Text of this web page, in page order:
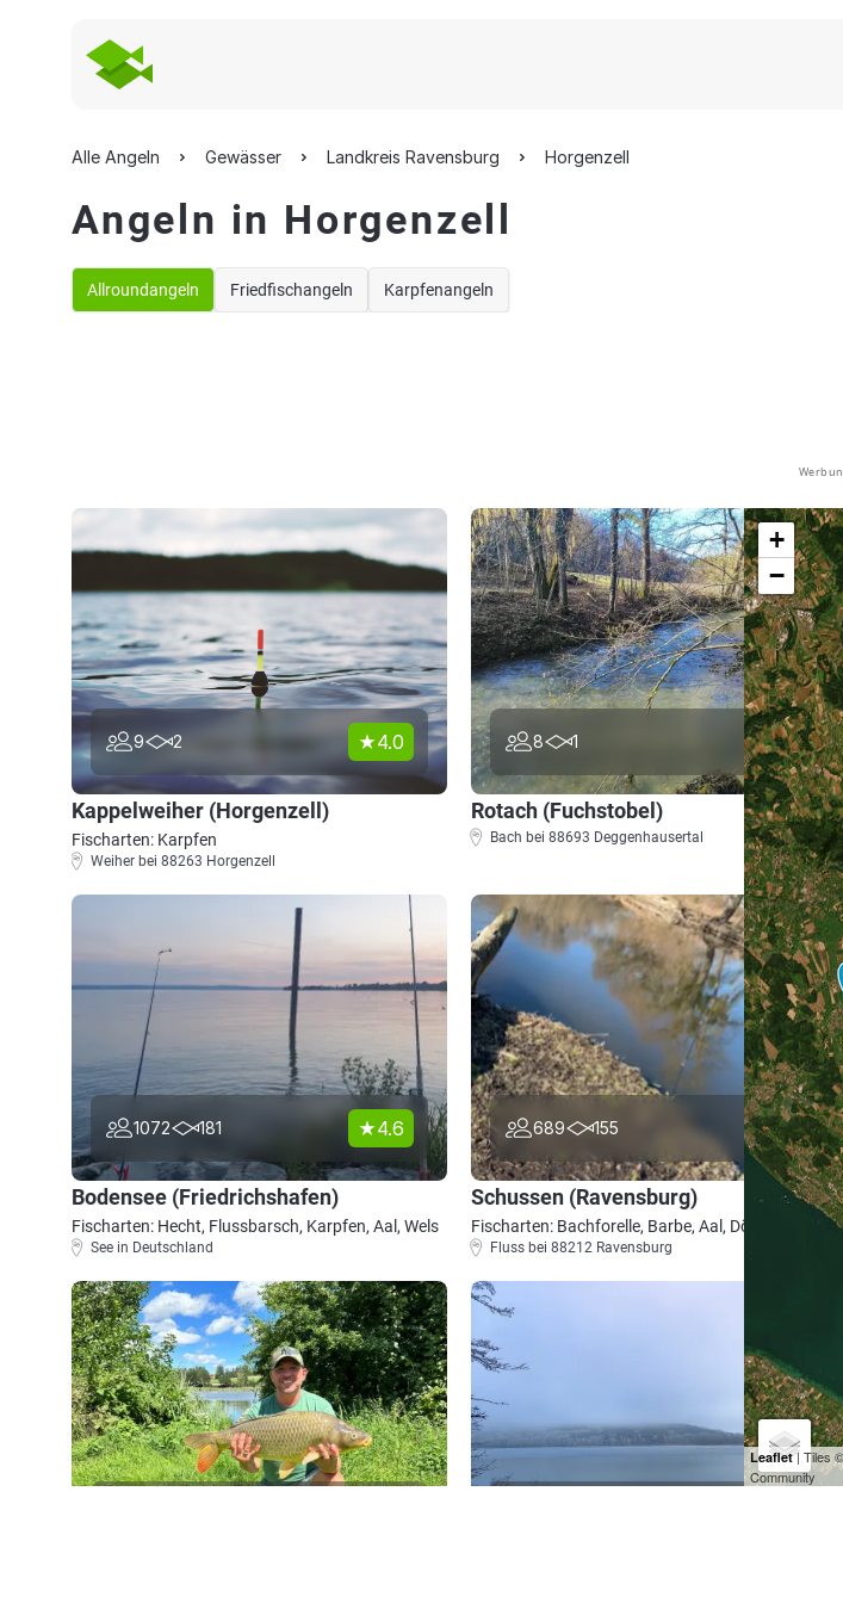
Alle Angeln Gewässer Landkreis Ravensburg Horgenzell
Angeln in Horgenzell
Allroundangeln Friedfischangeln Karpfenangeln
9 2 4.0
Kappelweiher (Horgenzell)
Fischarten: Karpfen
Weiher bei 88263 Horgenzell
8 1 0.0
Rotach (Fuchstobel)
Bach bei 88693 Deggenhausertal
1072 181 4.6
Bodensee (Friedrichshafen)
Fischarten: Hecht, Flussbarsch, Karpfen, Aal, Wels
See in Deutschland
689 155 4.3
Schussen (Ravensburg)
Fischarten: Bachforelle, Barbe, Aal, Döbel, Wels
Fluss bei 88212 Ravensburg
+
−
Leaflet| Tiles ©
Community